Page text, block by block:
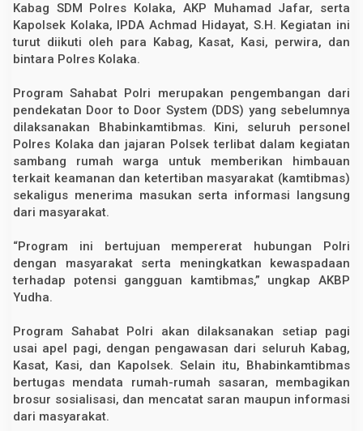
Kabag SDM Polres Kolaka, AKP Muhamad Jafar, serta
Kapolsek Kolaka, IPDA Achmad Hidayat, S.H. Kegiatan ini
turut diikuti oleh para Kabag, Kasat, Kasi, perwira, dan
bintara Polres Kolaka.
Program Sahabat Polri merupakan pengembangan dari
pendekatan Door to Door System (DDS) yang sebelumnya
dilaksanakan Bhabinkamtibmas. Kini, seluruh personel
Polres Kolaka dan jajaran Polsek terlibat dalam kegiatan
sambang rumah warga untuk memberikan himbauan
terkait keamanan dan ketertiban masyarakat (kamtibmas)
sekaligus menerima masukan serta informasi langsung
dari masyarakat.
“Program ini bertujuan mempererat hubungan Polri
dengan masyarakat serta meningkatkan kewaspadaan
terhadap potensi gangguan kamtibmas,” ungkap AKBP
Yudha.
Program Sahabat Polri akan dilaksanakan setiap pagi
usai apel pagi, dengan pengawasan dari seluruh Kabag,
Kasat, Kasi, dan Kapolsek. Selain itu, Bhabinkamtibmas
bertugas mendata rumah-rumah sasaran, membagikan
brosur sosialisasi, dan mencatat saran maupun informasi
dari masyarakat.